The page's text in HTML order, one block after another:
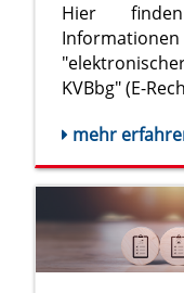
Hier
KVBbg" (E-
mehr